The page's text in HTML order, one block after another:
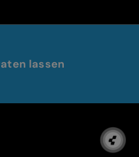
lassen